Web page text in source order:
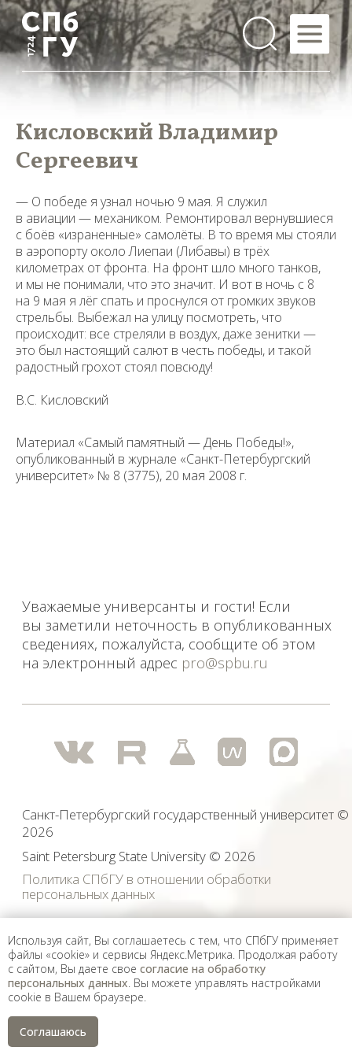
Кисловский Владимир
Сергеевич
— О победе я узнал ночью 9 мая. Я служил
в авиации — механиком. Ремонтировал вернувшиеся
с боёв «израненные» самолёты. В то время мы стояли
в аэропорту около Лиепаи (Либавы) в трёх
километрах от фронта. На фронт шло много танков,
и мы не понимали, что это значит. И вот в ночь с 8
на 9 мая я лёг спать и проснулся от громких звуков
стрельбы. Выбежал на улицу посмотреть, что
происходит: все стреляли в воздух, даже зенитки —
это был настоящий салют в честь победы, и такой
радостный грохот стоял повсюду!
В.С. Кисловский
Материал «Самый памятный — День Победы!»,
опубликованный в журнале «Санкт-Петербургский
университет» №​ 8 (3775), 20 мая 2008 г.
На данном информационном ресурсе могут быть
опубликованы архивные материалы с упоминанием
иностранных агентов, а также организаций, признанных
Политика СПбГУ в отношении обработки
Saint Petersburg State University © 2026
вы заметили неточность в опубликованных
сведениях, пожалуйста, сообщите об этом
на электронный адресpro@spbu.ru
Используя сайт, Вы соглашаетесь с тем, что СПбГУ применяет
файлы «cookie» и сервисы Яндекс.Метрика. Продолжая работу
с сайтом, Вы даете свое согласие на обработку
персональных данных . Вы можете управлять настройками
cookie в Вашем браузере.
Соглашаюсь